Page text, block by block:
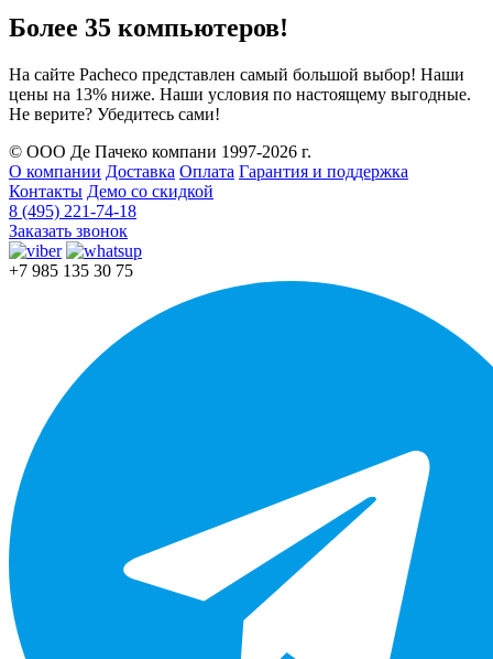
Более 35 компьютеров!
На сайте Pacheco представлен самый большой выбор! Наши
цены на 13% ниже. Наши условия по настоящему выгодные.
Не верите? Убедитесь сами!
© ООО Де Пачеко компани 1997-2026 г.
О компании Доставка Оплата Гарантия и поддержка
Контакты Демо со скидкой
8 (495) 221-74-18
Заказать звонок
+7 985 135 30 75